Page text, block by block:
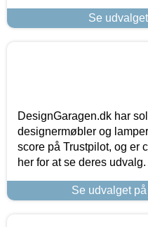
Se
DesignGaragen.dk har
designermøbler og
score på Trustpilot, og er
her for at se deres udvalg.
Se udvalget